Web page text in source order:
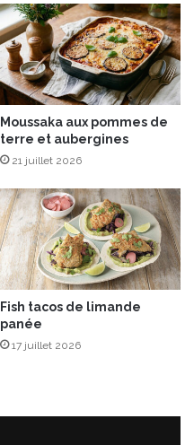
Moussaka aux pommes de
terre et aubergines
21 juillet 2026
Fish tacos de limande
panée
17 juillet 2026